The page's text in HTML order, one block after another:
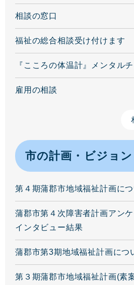
相談の窓口
福祉の総合相談受け付けます
『こころの体温計』メンタル
雇用の相談
市の計画・ビジョン
第４期蒲郡市地域福祉計画につ
蒲郡市第４次障害者計画アン
インタビュー結果
蒲郡市第3期地域福祉計画につ
第３期蒲郡市地域福祉計画(素